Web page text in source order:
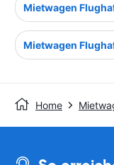
Mietwagen
Mietwagen
Home